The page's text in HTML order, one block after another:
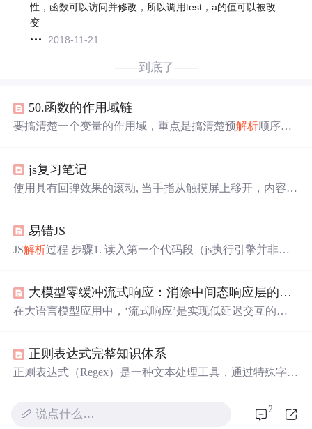
性，函数可以访问并修改，所以调用test，a的值可以被改
变
2018-11-21
——到底了——
50.函数的作用域链
要搞清楚一个变量的作用域，重点是搞清楚预解析顺序，
没有执行赋值，就是undefined。没有声明也没有赋值的
话，就再向上一层查找，直到找到为止。如果所有的执行
话即可执行。没有的话还是向上查找。6.什么...
js复习笔记
使用具有回弹效果的滚动, 当手指从触摸屏上移开，内容会
lling:touch控制元素在移动设备上面是否有滚动回弹效果，
属性为auto、touch。3.保证使用该属性的元素上没有设置
主，不能在滑动，这时给元素增加个。: 使用普通滚动, 当
手指从触摸屏上移开，滚动会立即停止。
易错JS
JS解析过程 步骤1. 读入第一个代码段（js执行引擎并非一
匹配等） 步骤3. 如果还有下一个代码段，则读入下一
个代码段，重复步骤2 步骤4. 对【var】变量和【function
大模型零缓冲流式响应：消除中间态响应层的架构革命
在大语言模型应用中，‘流式响应’是实现低延迟交互的基
透传至客户端。这种‘零缓冲’架构不仅显著降低首token延
迟（P99可下降87%），更带来确定性协议、端到端可控流
场景，正推动前端渲染逻辑、网关配置范式与可观测性埋
正则表达式完整知识体系
正则表达式（Regex）是一种文本处理工具，通过特殊字符
（数字）、\w（单词字符）等 量词：+（1次以上）、*（0
说点什么… 2